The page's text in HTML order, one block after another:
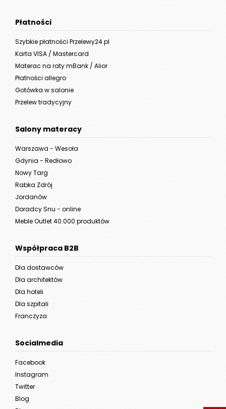
Płatności
Szybkie płatności Przelewy24.pl
Karta VISA / Mastercard
Materac na raty mBank / Alior
Płatności allegro
Gotówka w salonie
Przelew tradycyjny
Salony materacy
Warszawa - Wesoła
Gdynia - Redłowo
Nowy Targ
Rabka Zdrój
Jordanów
Doradcy Snu - online
Meble Outlet 40.000 produktów
Współpraca B2B
Dla dostawców
Dla architektów
Dla hoteli
Dla szpitali
Franczyza
Socialmedia
Facebook
Instagram
Twitter
Blog